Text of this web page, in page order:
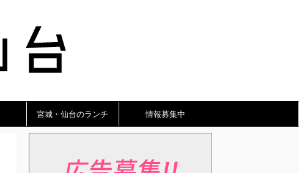
宮城・仙台のランチ 情報募集中